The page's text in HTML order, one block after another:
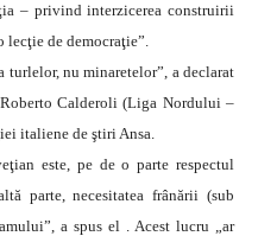
– privind interzicerea construirii
lecţie de democraţie”.
turlelor, nu minaretelor”, a declarat
Calderoli (Liga Nordului –
italiene de ştiri Ansa.
este, pe de o parte respectul
parte, necesitatea frânării (sub
a spus el . Acest lucru „ar